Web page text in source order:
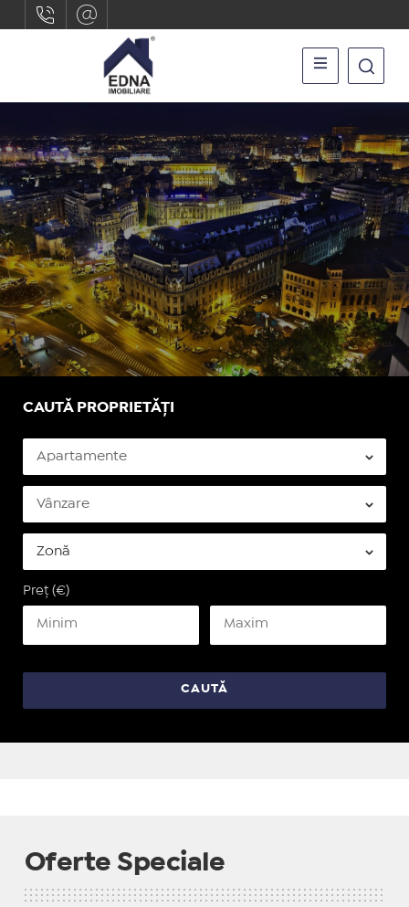
CAUTĂ PROPRIETĂȚI
Preț (€)
Oferte Speciale